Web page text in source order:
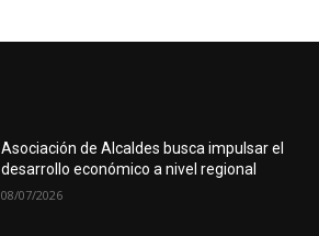
Asociación de Alcaldes busca impulsar el
desarrollo económico a nivel regional
08/07/2026